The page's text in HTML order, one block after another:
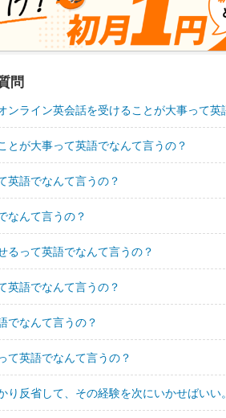
問
ンライン英会話を受けることが大事って英
とが大事って英語でなんて言うの？
英語でなんて言うの？
なんて言うの？
るって英語でなんて言うの？
英語でなんて言うの？
でなんて言うの？
て英語でなんて言うの？
り反省して、その経験を次にいかせばいい